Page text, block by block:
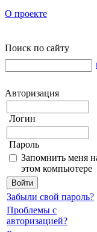
О проекте
Поиск по сайту
Авторизация
Логин
Пароль
Запомнить меня
этом компьютере
Забыли свой пароль?
Проблемы с
авторизацией?